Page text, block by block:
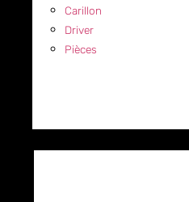
Carillon
Driver
Pièces